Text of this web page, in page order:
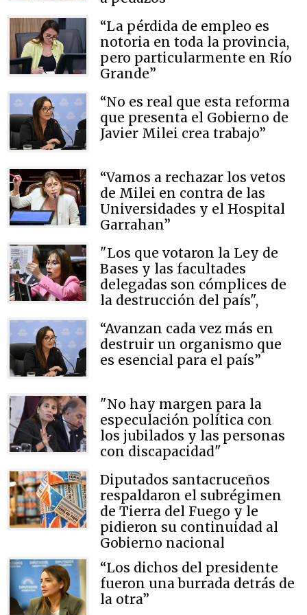
“La pérdida de empleo es
notoria en toda la provincia,
pero particularmente en Río
Grande”
“No es real que esta reforma
que presenta el Gobierno de
Javier Milei crea trabajo”
“Vamos a rechazar los vetos
de Milei en contra de las
Universidades y el Hospital
Garrahan”
"Los que votaron la Ley de
Bases y las facultades
delegadas son cómplices de
la destrucción del país",
“Avanzan cada vez más en
destruir un organismo que
es esencial para el país”
"No hay margen para la
especulación política con
los jubilados y las personas
con discapacidad"
Diputados santacruceños
respaldaron el subrégimen
de Tierra del Fuego y le
pidieron su continuidad al
Gobierno nacional
“Los dichos del presidente
fueron una burrada detrás de
la otra”